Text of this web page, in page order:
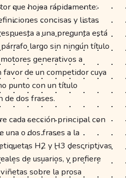
que hojea rápidamente:
concisas y listas
a una pregunta está
largo sin ningún título
generativos a
de un competidor cuya
punto con un título
de dos frases.
cada sección principal con
una o dos frases a la
H2 y H3 descriptivas
de usuarios, y prefiere
sobre la prosa